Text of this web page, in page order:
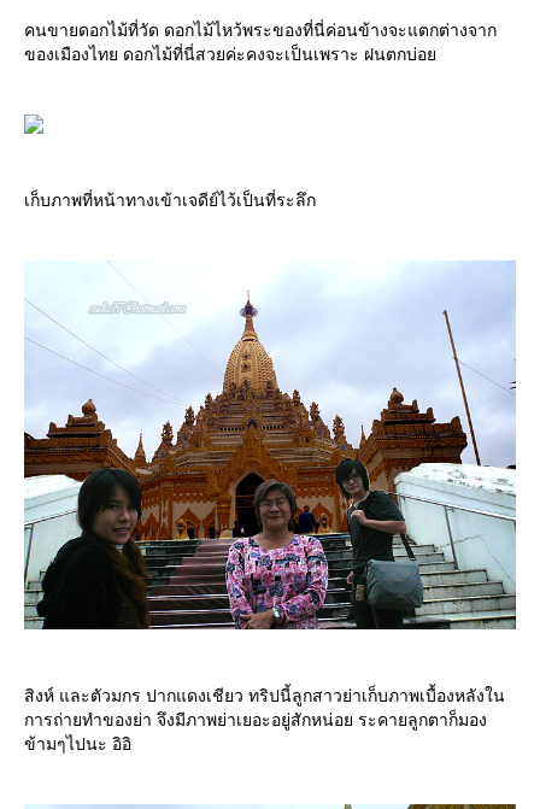
คนขายดอกไม้ที่วัด ดอกไม้ไหว้พระของที่นี่ค่อนข้างจะแตกต่างจาก
ของเมืองไทย ดอกไม้ที่นี่สวยค่ะคงจะเป็นเพราะ ฝนตกบ่อ
เก็บภาพที่หน้าทางเข้าเจดีย์ไว้เป็นที่ระลึก
สิงห์ และตัวมกร ปากแดงเชียว ทริปนี้ลูกสาวย่าเก็บภาพเบื้องหลังใน
การถ่ายทำของย่า จึงมีภาพย่าเยอะอยู่สักหน่อย ระคายลูกตาก็มอง
ข้ามๆไปนะ อิอิ